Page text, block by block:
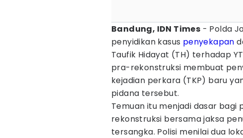
Bandung, IDN Times - Polda
penyidikan kasus penyekapan
Taufik Hidayat (TH) terhadap
pra-rekonstruksi membuat
kejadian perkara (TKP) baru
pidana tersebut.
Temuan itu menjadi dasar bagi
rekonstruksi bersama jaksa
tersangka. Polisi menilai dua